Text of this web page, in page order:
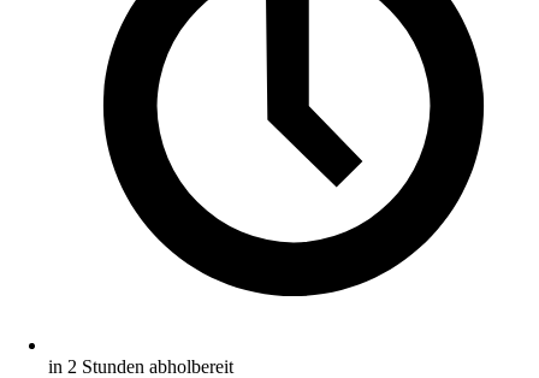
in 2 Stunden abholbereit